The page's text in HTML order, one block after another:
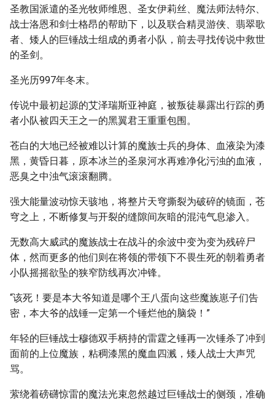
圣教国派遣的圣光牧师维恩、圣女伊莉丝、魔法师法特尔、
战士洛恩和剑士格昂的帮助下，以及联合精灵游侠、翡翠歌
者、矮人的巨锤战士组成的勇者小队，前去寻找传说中救世
的圣剑。
圣光历997年冬末。
传说中最初起源的艾泽瑞斯亚神庭，被叛徒暴露出行踪的勇
者小队被四天王之一的黑翼君王重重包围。
苍白的大地已经被难以计算的魔族士兵的身体、血液染为漆
黑，黄昏日暮，原本冰兰的圣泉河水再难净化污浊的血液，
恶臭之中浊气滚滚翻腾。
强大能量波动惊天骇地，将整片天穹撕裂为破碎的镜面，苍
穹之上，不断修复与开裂的缝隙间灰暗的混沌气息渗入。
无数高大威武的魔族战士在战斗的余波中变为变为残碎尸
体，然而更多的他们则在将领的带领下不畏生死的朝着勇者
小队摇摇欲坠的狭窄防线再次冲锋。
“该死！要是本大爷知道是哪个王八蛋向这些魔族崽子们告
密，本大爷的战锤一定第一个锤烂他的脑袋！”
年轻的巨锤战士穆德双手柄持的雷霆之锤再一次锤杀了冲到
面前的上位魔族，粘稠漆黑的魔血四溅，矮人战士大声咒
骂。
萦绕着磅礴惊雷的魔法光束忽然越过巨锤战士的侧颈，准确